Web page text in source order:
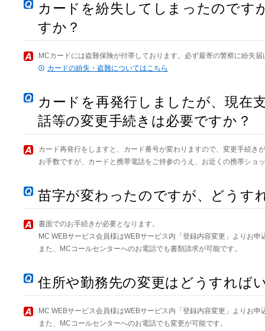
カードを紛失してしまったのです
すか？
MCカードには盗難保険が付帯しております。必ず最寄の警察に紛失
カードの紛失・盗難についてはこちら
カードを再発行しましたが、現在
話等の変更手続きは必要ですか？
カード再発行をしますと、カード番号が変わりますので、変更手続き
お手数ですが、カードと携帯電話をご持参のうえ、お近くの携帯ショ
苗字が変わったのですが、どうす
書面でのお手続きが必要となります。
MC WEBサービス会員様はWEBサービス内「登録内容変更」よりお申
また、MCコールセンターへのお電話でも書類請求が可能です。
住所や勤務先の変更はどうすれば
MC WEBサービス会員様はWEBサービス内「登録内容変更」よりお申
また、MCコールセンターへのお電話でも変更が可能です。